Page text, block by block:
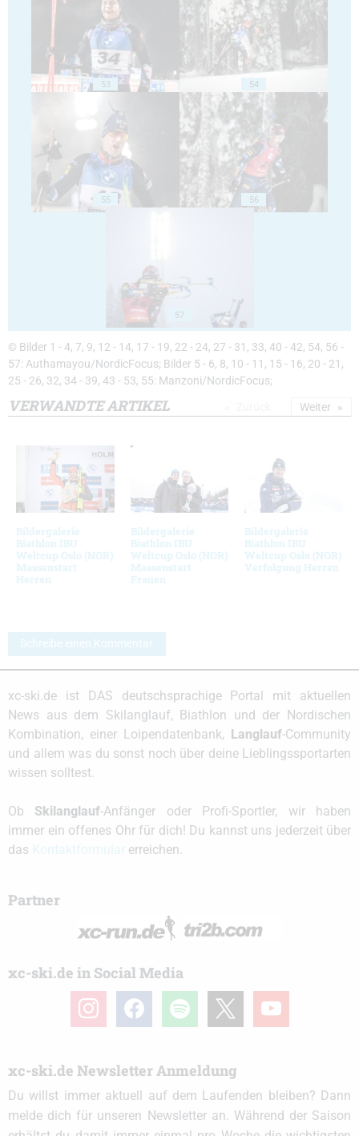
53 54
55 56
57
© Bilder 1 - 4, 7, 9, 12 - 14, 17 - 19, 22 - 24, 27 - 31, 33, 40 - 42, 54, 56 -
57: Authamayou/NordicFocus; Bilder 5 - 6, 8, 10 - 11, 15 - 16, 20 - 21,
25 - 26, 32, 34 - 39, 43 - 53, 55: Manzoni/NordicFocus;
VERWANDTE ARTIKEL
Bildergalerie
Biathlon IBU
Weltcup Oslo (NOR)
Massenstart
Herren
Bildergalerie
Biathlon IBU
Weltcup Oslo (NOR)
Massenstart
Frauen
Bildergalerie
Biathlon IBU
Weltcup Oslo (NOR)
Verfolgung Herren
Weiter
Schreibe einen Kommentar
xc-ski.de ist DAS deutschsprachige Portal mit aktuellen
News aus dem Skilanglauf, Biathlon und der Nordischen
Kombination, einer Loipendatenbank,
Langlauf-Community
und allem was du sonst noch über deine Lieblingssportarten
wissen solltest.
Ob Skilanglauf-Anfänger oder Profi-Sportler, wir haben
immer ein offenes Ohr für dich! Du kannst uns jederzeit über
das
erreichen.
Partner
xc-ski.de in Social Media
instagramfacebook spotify youtube
xc-ski.de Newsletter Anmeldung
Du willst immer aktuell auf dem Laufenden bleiben? Dann
melde dich für unseren Newsletter an. Während der Saison